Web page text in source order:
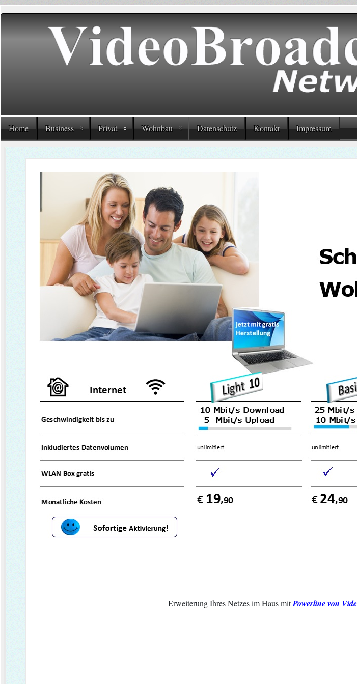
Home Business Privat Wohnbau Datenschutz Kontakt Impressum
Erweiterung Ihres Netzes im Haus mitPowerline